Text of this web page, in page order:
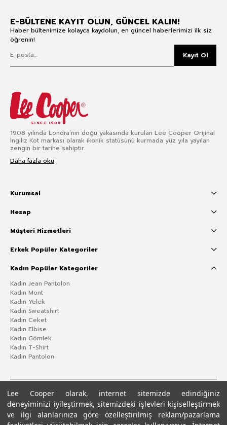
Lee Cooper olarak, internet sitemizde edindiğiniz
deneyiminizi iyileştirmek, sitemizdeki işlevleri kişiselleştirmek
ve ilgi alanlarınıza göre özelleştirilmiş reklam/pazarlama
E-BÜLTENE KAYIT OLUN, GÜNCEL KALIN!
Haber bültenimize kolayca kaydolun, en güncel haberlerimizi ilk siz
öğrenin!
Kayıt Ol
1908 yılında Londra’nın doğu yakasında kurulan Lee Cooper Orijinal
İngiliz Kot markası olarak ikonik statüsünü kurmada yüz yıla yayılan
zengin bir tarihe sahiptir.
Daha fazla oku
Kurumsal
Hesap
Müşteri Hizmetleri
Erkek Popüler Kategoriler
Kadın Popüler Kategoriler
Kadın Jean Pantolon
Kadın Mont
Kadın Yelek
Kadın Sweatshirt
Kadın Ceket
Kadın Elbise
Kadın Gömlek
Kadın T-Shirt
Kadın Pantolon